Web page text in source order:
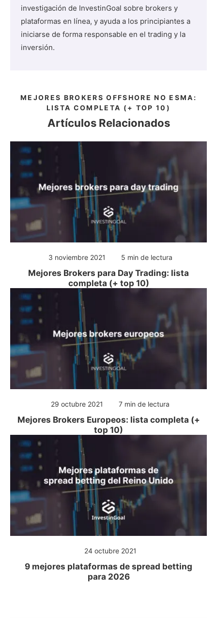
investigación de InvestinGoal sobre brokers y
plataformas en línea, y ayuda a los principiantes a
iniciarse de forma responsable en el trading y la
inversión.
MEJORES BROKERS OFFSHORE NO ESMA:
LISTA COMPLETA (+ TOP 10)
Artículos Relacionados
3 noviembre 2021 5 min de lectura
Mejores Brokers para Day Trading: lista
completa (+ top 10)
29 octubre 2021 7 min de lectura
Mejores Brokers Europeos: lista completa (+
top 10)
24 octubre 2021
9 mejores plataformas de spread betting
para 2026